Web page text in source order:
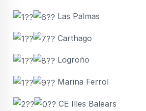
Las Palmas
Carthago
Logroño
Marina Ferrol
CE Illes Balears